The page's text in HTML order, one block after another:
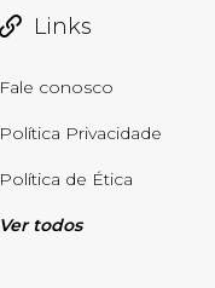
Links
Fale conosco
Política Privacidade
Política de Ética
Ver todos